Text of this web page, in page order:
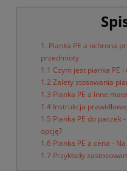
1. Pianka PE a ochrona
przedmioty
1.1 Czym jest pianka PE i
1.2 Zalety stosowania
1.3 Pianka PE a inne
1.4 Instrukcja
1.5 Pianka PE do paczek
opcję?
1.6 Pianka PE a cena -
1.7 Przykłady